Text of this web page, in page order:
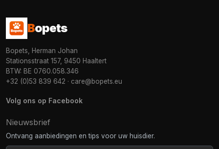
Bopets
Bopets, Herman Johan
Stationsstraat 157, 9450 Haaltert
BTW: BE 0760.058.346
+32 (0)53 839 642 · care@bopets.eu
Volg ons op Facebook
Nieuwsbrief
Ontvang aanbiedingen en tips voor uw huisdier.